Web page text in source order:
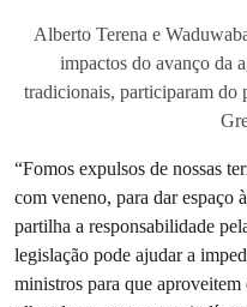
Alberto Terena e
impactos do avanço da
tradicionais, participaram
“Fomos expulsos de nossas
com veneno, para dar espaço
partilha a responsabilidade
legislação pode ajudar a
ministros para que aproveitem